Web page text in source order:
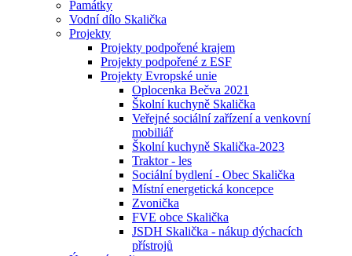
Památky
Vodní dílo Skalička
Projekty
Projekty podpořené krajem
Projekty podpořené z ESF
Projekty Evropské unie
Oplocenka Bečva 2021
Školní kuchyně Skalička
Veřejné sociální zařízení a venkovní
mobiliář
Školní kuchyně Skalička-2023
Traktor - les
Sociální bydlení - Obec Skalička
Místní energetická koncepce
Zvonička
FVE obce Skalička
JSDH Skalička - nákup dýchacích
přístrojů